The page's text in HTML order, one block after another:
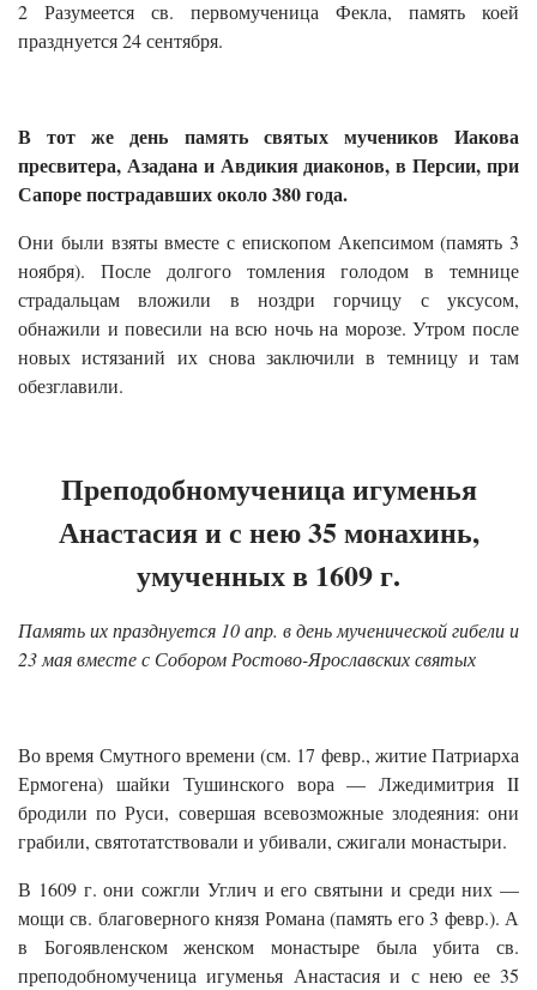
2 Разумеется св. первомученица Фекла, память коей
празднуется 24 сентября.
В тот же день память святых мучеников Иакова
пресвитера, Азадана и Авдикия диаконов, в Персии, при
Сапоре пострадавших около 380 года.
Они были взяты вместе с епископом Акепсимом (память 3
ноября). После долгого томления голодом в темнице
страдальцам вложили в ноздри горчицу с уксусом,
обнажили и повесили на всю ночь на морозе. Утром после
новых истязаний их снова заключили в темницу и там
обезглавили.
Преподобномученица игуменья
Анастасия и с нею 35 монахинь,
умученных в 1609 г.
Память их празднуется 10 апр. в день мученической гибели и
23 мая вместе с Собором Ростово-Ярославских святых
Во время Смутного времени (см. 17 февр., житие Патриарха
Ермогена) шайки Тушинского вора — Лжедимитрия II
бродили по Руси, совершая всевозможные злодеяния: они
грабили, святотатствовали и убивали, сжигали монастыри.
В 1609 г. они сожгли Углич и его святыни и среди них —
мощи св. благоверного князя Романа (память его 3 февр.). А
в Богоявленском женском монастыре была убита св.
преподобномученица игуменья Анастасия и с нею ее 35